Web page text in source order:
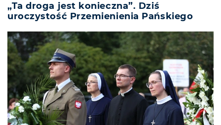
„Ta droga jest konieczna”. Dziś
uroczystość Przemienienia Pańskiego